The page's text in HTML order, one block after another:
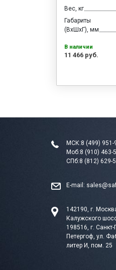
Вес, кг
Габариты
(ВхШхГ), мм
В наличии
11 466 руб.
МСК:8 (499) 951-
Моб:8 (910) 463-
СПб:8 (812) 629-
E-mail:
142190, г.
Калужского
198516, г. Санкт-
Петергоф, ул.
литер И, пом. 25